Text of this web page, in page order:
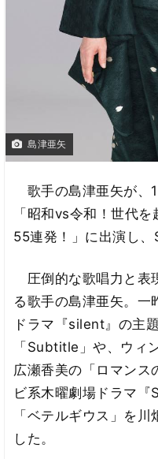
島津亜矢
歌手の島津亜矢が、
「昭和vs令和！世代
55連発！」に出演し、
圧倒的な歌唱力と表
る歌手の島津亜矢。一
ドラマ『silent』の主
「Subtitle」や、ウィ
広瀬香美の「ロマンス
ビ系木曜劇場ドラマ『
「ベテルギウス」を
した。